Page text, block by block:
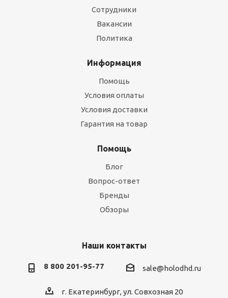
Сотрудники
Вакансии
Политика
Информация
Помощь
Условия оплаты
Условия доставки
Гарантия на товар
Помощь
Блог
Вопрос-ответ
Бренды
Обзоры
Наши контакты
8 800 201-95-77 sale@holodhd.ru
г. Екатеринбург, ул. Совхозная 20